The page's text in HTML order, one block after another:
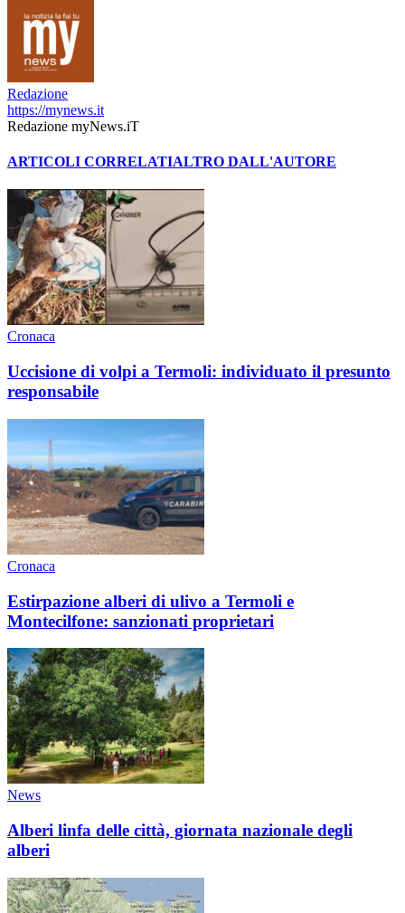
Redazione
https://mynews.it
Redazione myNews.iT
ARTICOLI CORRELATIALTRO DALL'AUTORE
Cronaca
Uccisione di volpi a Termoli: individuato il presunto
responsabile
Cronaca
Estirpazione alberi di ulivo a Termoli e
Montecilfone: sanzionati proprietari
News
Alberi linfa delle città, giornata nazionale degli
alberi